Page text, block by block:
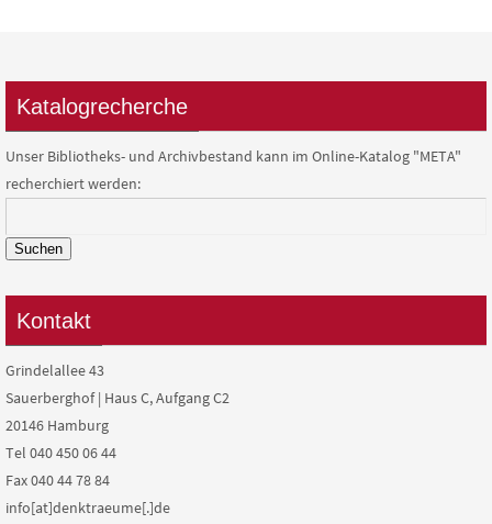
Katalogrecherche
Unser Bibliotheks- und Archivbestand kann im Online-Katalog "META"
recherchiert werden:
Suchen
Kontakt
Grindelallee 43
Sauerberghof | Haus C, Aufgang C2
20146 Hamburg
Tel 040 450 06 44
Fax 040 44 78 84
info[at]denktraeume[.]de